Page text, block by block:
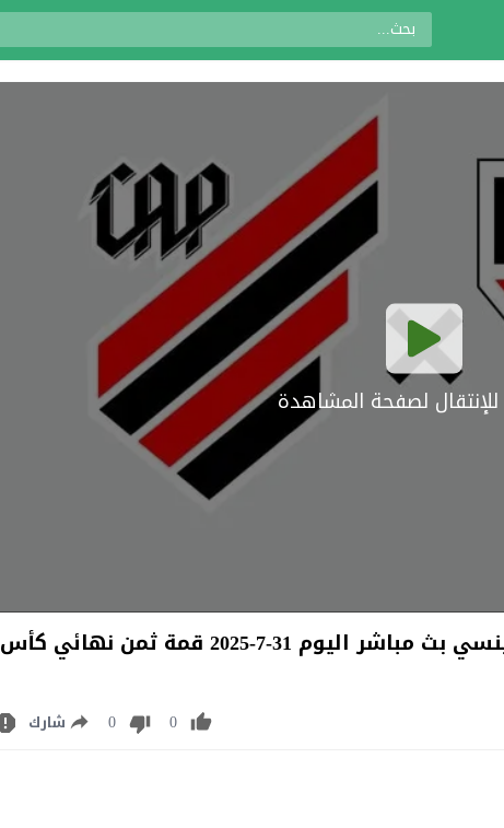
للإنتقال لصفحة المشاهدة
مشاهدة مباراة ساو باولو وأتلتيكو باراناينسي بث مباشر اليوم 31-7-2025 قمة ثمن نهائي كأس
0
0 شارك